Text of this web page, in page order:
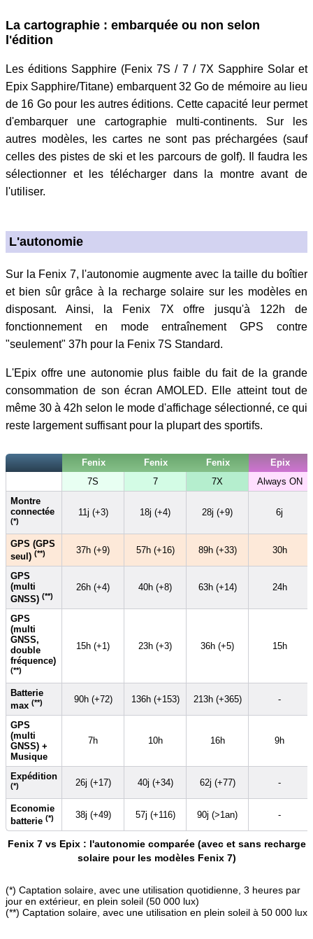
La cartographie : embarquée ou non selon
l'édition
Les éditions Sapphire (Fenix 7S / 7 / 7X Sapphire Solar et
Epix Sapphire/Titane) embarquent 32 Go de mémoire au lieu
de 16 Go pour les autres éditions. Cette capacité leur permet
d'embarquer une cartographie multi-continents. Sur les
autres modèles, les cartes ne sont pas préchargées (sauf
celles des pistes de ski et les parcours de golf). Il faudra les
sélectionner et les télécharger dans la montre avant de
l'utiliser.
L'autonomie
Sur la Fenix 7, l'autonomie augmente avec la taille du boîtier
et bien sûr grâce à la recharge solaire sur les modèles en
disposant. Ainsi, la Fenix 7X offre jusqu'à 122h de
fonctionnement en mode entraînement GPS contre
"seulement" 37h pour la Fenix 7S Standard.
L'Epix offre une autonomie plus faible du fait de la grande
consommation de son écran AMOLED. Elle atteint tout de
même 30 à 42h selon le mode d'affichage sélectionné, ce qui
reste largement suffisant pour la plupart des sportifs.
Fenix Fenix Fenix
Epix
7S
7 7X
Always ON
Montre
connectée
(*)
11j (+3) 18j (+4) 28j (+9) 6j
GPS (GPS
seul) (**) 37h (+9) 57h (+16) 89h (+33) 30h
GPS
(multi
GNSS) (**)
26h (+4) 40h (+8) 63h (+14) 24h
GPS
(multi
GNSS,
double
fréquence)
(**)
15h (+1) 23h (+3) 36h (+5) 15h
Batterie
max (**) 90h (+72) 136h (+153) 213h (+365) -
GPS
(multi
GNSS) +
Musique
7h 10h 16h 9h
Expédition
(*) 26j (+17) 40j (+34) 62j (+77) -
Economie
batterie (*) 38j (+49) 57j (+116) 90j (>1an) -
Fenix 7 vs Epix : l'autonomie comparée (avec et sans recharge
solaire pour les modèles Fenix 7)
(*) Captation solaire, avec une utilisation quotidienne, 3 heures par
jour en extérieur, en plein soleil (50 000 lux)
(**) Captation solaire, avec une utilisation en plein soleil à 50 000 lux